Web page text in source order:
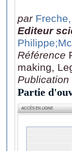
par
Editeur
Philippe
Référence
making,
Publication
Partie
ACCÈS EN LIGNE